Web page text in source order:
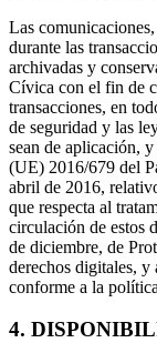
Las
durante las
archivadas y
Cívica con el fin de
transacciones, en
de seguridad y las
sean de aplicación,
(UE) 2016/679 del
abril de 2016,
que respecta al
circulación de estos
de diciembre, de
derechos digitales, y
conforme a la
4.